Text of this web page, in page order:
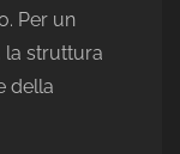
Per un
la struttura
della